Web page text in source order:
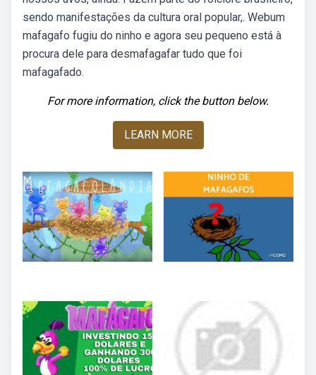
sendo manifestações da cultura oral popular,. Webum
mafagafo fugiu do ninho e agora seu pequeno está à
procura dele para desmafagafar tudo que foi
mafagafado.
For more information, click the button below.
LEARN MORE